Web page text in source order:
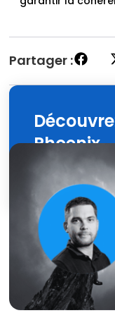
Partager :
Phoenix
Découvrir